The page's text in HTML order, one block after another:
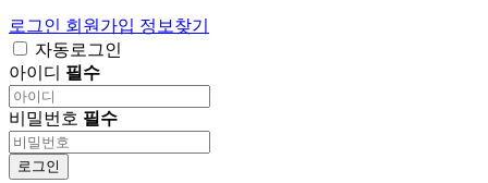
로그인 회원가입 정보찾기
자동로그인
아이디 필수
비밀번호 필수
로그인